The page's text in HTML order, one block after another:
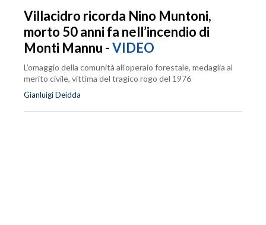
Villacidro ricorda Nino Muntoni,
morto 50 anni fa nell’incendio di
Monti Mannu -VIDEO
L’omaggio della comunità all’operaio forestale, medaglia al
merito civile, vittima del tragico rogo del 1976
Gianluigi Deidda